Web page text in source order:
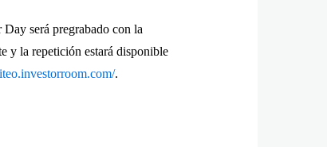
será pregrabado con la
y la repetición estará disponible
.